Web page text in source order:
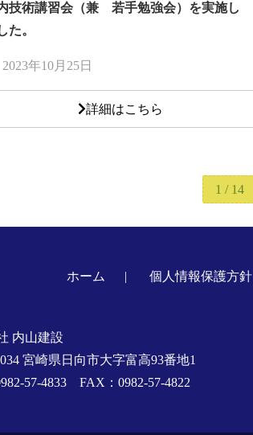
技術講習会（兼 若手勉強会）を実施し
た。
2023年10月25日
詳細はこちら
1 / 14
ホーム 個人情報保護方針
内山建設
宮崎県日向市大字富高93番地1
57-4833 FAX：0982-57-4822